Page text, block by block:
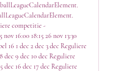
competitie -
16:00 18:15 26 nov 13:30
1 dec 2 dec 3 dec Reguliere
9 dec 10 dec Reguliere
16 dec 17 dec Reguliere